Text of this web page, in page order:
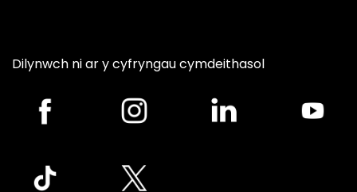
Dilynwch ni ar y cyfryngau cymdeithasol